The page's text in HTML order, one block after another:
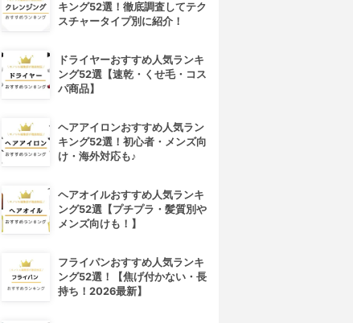
4位
キング52選！徹底調査してテク
スチャータイプ別に紹介！
ドライヤーおすすめ人気ランキ
ング52選【速乾・くせ毛・コス
パ商品】
ヘアアイロンおすすめ人気ラン
キング52選！初心者・メンズ向
け・海外対応も♪
ヘアオイルおすすめ人気ランキ
ング52選【プチプラ・髪質別や
メンズ向けも！】
フライパンおすすめ人気ランキ
ング52選！【焦げ付かない・長
持ち！2026最新】